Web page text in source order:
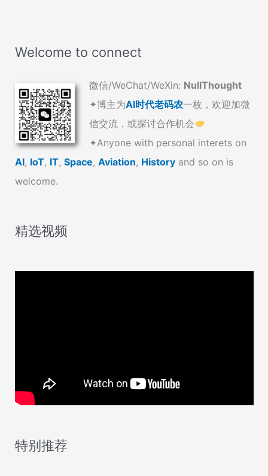
Welcome to connect
微信/WeChat/WeXin: NullThought
✦博主为AI时代老码农一枚，欢迎加微
信交流，或探讨合作机会
✦Anyone with personal interets on
AI, IoT, IT, Space, Aviation, History and so on is
welcome.
精选视频
特别推荐